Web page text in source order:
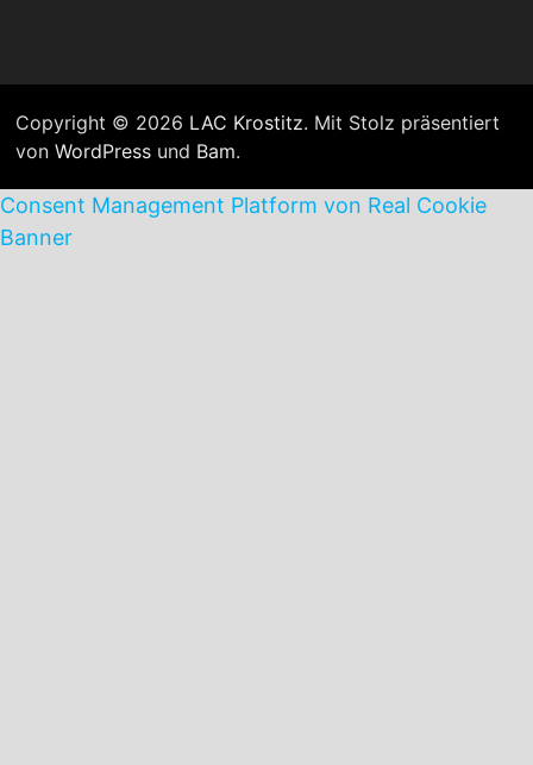
Copyright © 2026 LAC Krostitz. Mit Stolz präsentiert
von WordPressund Bam.
Consent Management Platform von Real Cookie
Banner